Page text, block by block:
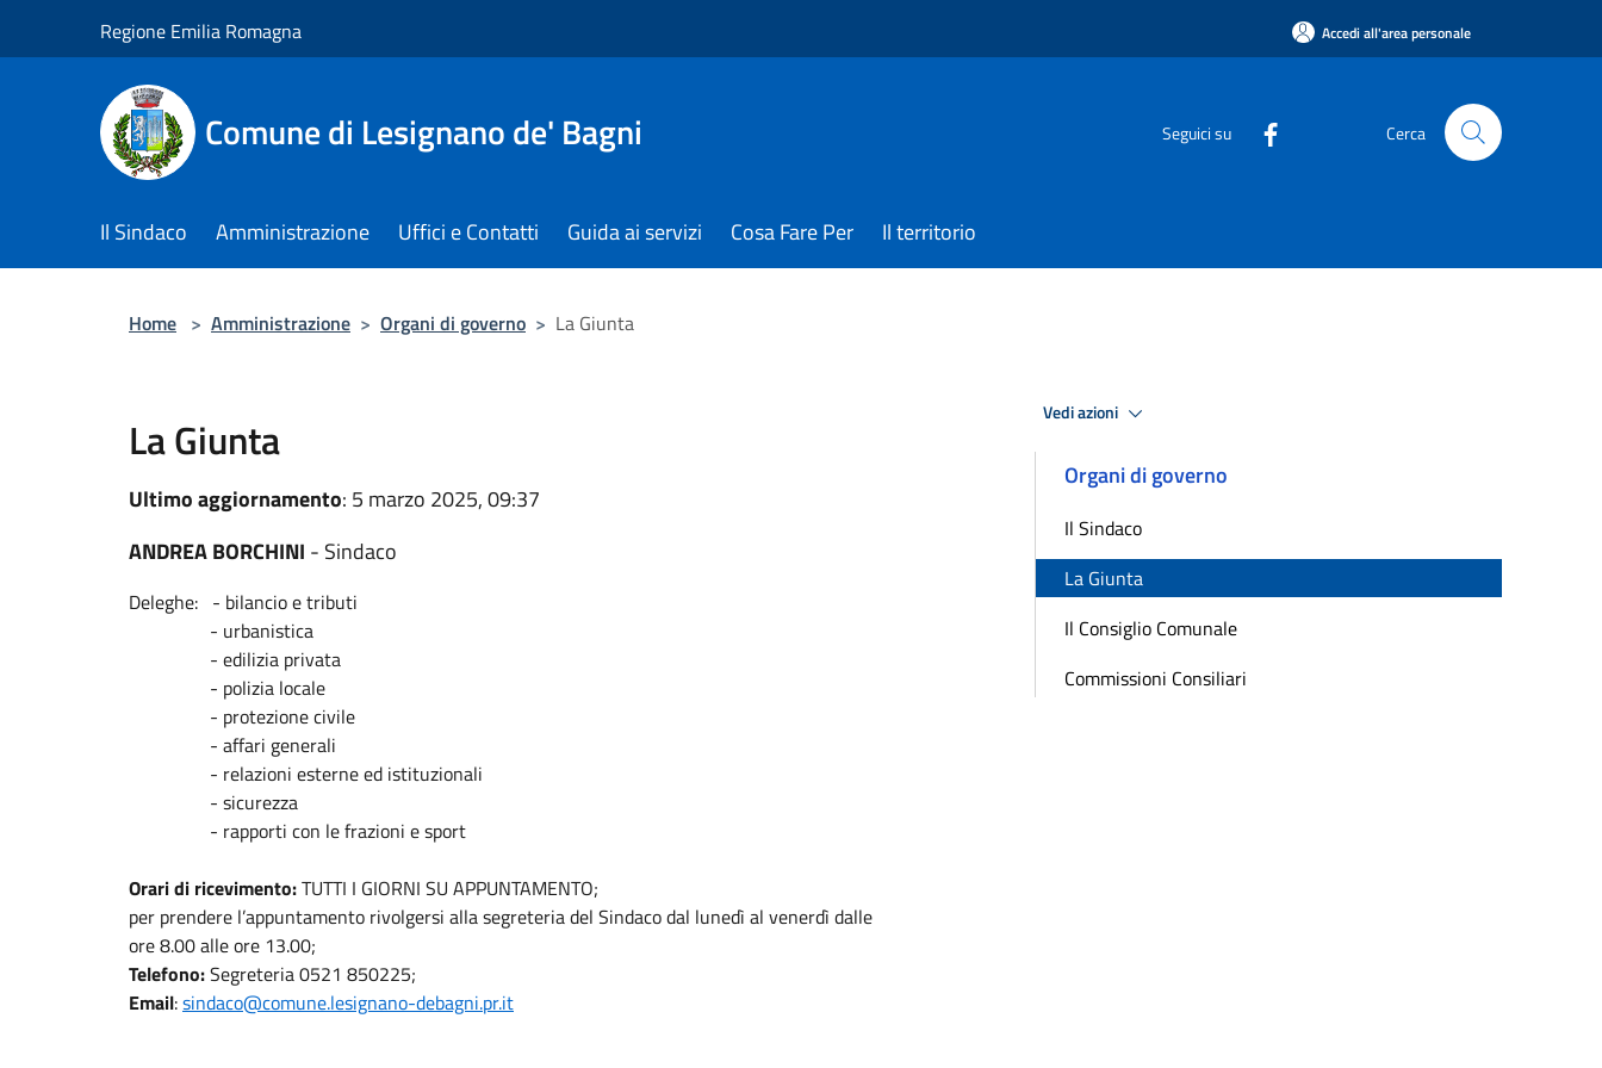
Regione Emilia Romagna Accedi all'area personale
Comune di Lesignano de' Bagni Seguici su Cerca
Il Sindaco Amministrazione Uffici e Contatti Guida ai servizi Cosa Fare Per Il territorio
Home > Amministrazione > Organi di governo > La Giunta
La Giunta
Ultimo aggiornamento: 5 marzo 2025, 09:37
ANDREA BORCHINI - Sindaco
Deleghe: - bilancio e tributi
- urbanistica
- edilizia privata
- polizia locale
- protezione civile
- affari generali
- relazioni esterne ed istituzionali
- sicurezza
- rapporti con le frazioni e sport
Orari di ricevimento:TUTTI I GIORNI SU APPUNTAMENTO;
per prendere l’appuntamento rivolgersi alla segreteria del Sindaco dal lunedì al venerdì dalle
ore 8.00 alle ore 13.00;
Telefono:Segreteria 0521 850225;
Email:sindaco@comune.lesignano-debagni.pr.it
Vedi azioni
Organi di governo
Il Sindaco
La Giunta
Il Consiglio Comunale
Commissioni Consiliari